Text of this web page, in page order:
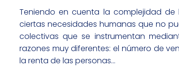
Teniendo en cuenta la complejidad
ciertas necesidades humanas que no
colectivas que se instrumentan
razones muy diferentes: el número de
la renta de las personas…